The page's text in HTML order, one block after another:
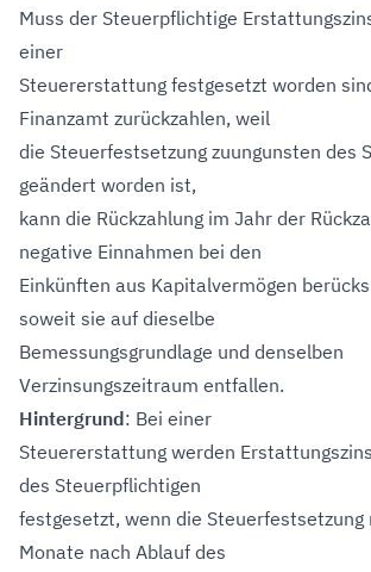
Muss der Steuerpflichtige
einer
Steuererstattung festgesetzt worden
Finanzamt zurückzahlen, weil
die Steuerfestsetzung zuungunsten des
geändert worden ist,
kann die Rückzahlung im Jahr der
negative Einnahmen bei den
Einkünften aus Kapitalvermögen
soweit sie auf dieselbe
Bemessungsgrundlage und denselben
Verzinsungszeitraum entfallen.
Hintergrund: Bei einer
Steuererstattung werden
des Steuerpflichtigen
festgesetzt, wenn die
Monate nach Ablauf des